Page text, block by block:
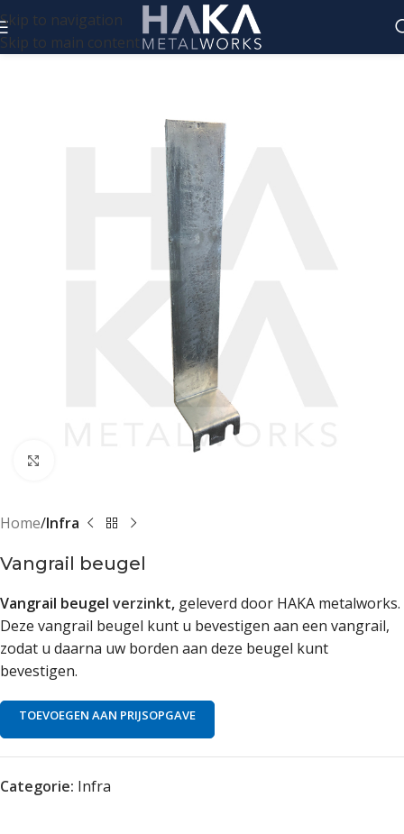
Skip to navigation
Skip to main content
Home Infra
Vangrail beugel
Vangrail beugel verzinkt, geleverd door HAKA metalworks.
Deze vangrail beugel kunt u bevestigen aan een vangrail,
zodat u daarna uw borden aan deze beugel kunt
bevestigen.
TOEVOEGEN AAN PRIJSOPGAVE
Categorie: Infra